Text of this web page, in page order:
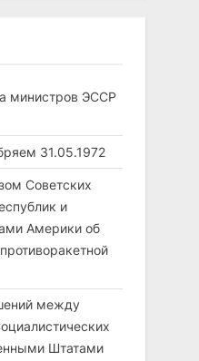
министров ЭССР
31.05.1972
Советских
и
Америки об
между
Штатами